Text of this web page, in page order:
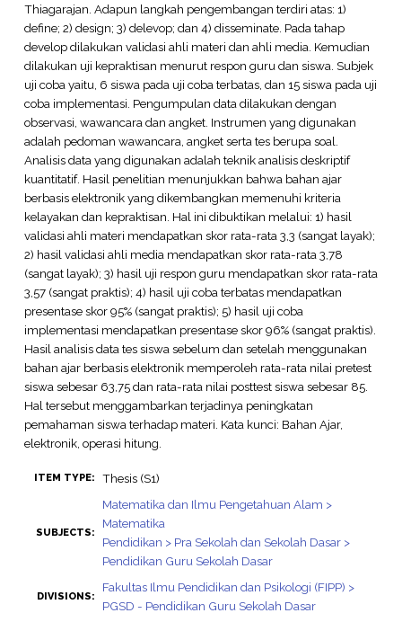
Thiagarajan. Adapun langkah pengembangan terdiri atas: 1)
define; 2) design; 3) delevop; dan 4) disseminate. Pada tahap
develop dilakukan validasi ahli materi dan ahli media. Kemudian
dilakukan uji kepraktisan menurut respon guru dan siswa. Subjek
uji coba yaitu, 6 siswa pada uji coba terbatas, dan 15 siswa pada uji
coba implementasi. Pengumpulan data dilakukan dengan
observasi, wawancara dan angket. Instrumen yang digunakan
adalah pedoman wawancara, angket serta tes berupa soal.
Analisis data yang digunakan adalah teknik analisis deskriptif
kuantitatif. Hasil penelitian menunjukkan bahwa bahan ajar
berbasis elektronik yang dikembangkan memenuhi kriteria
kelayakan dan kepraktisan. Hal ini dibuktikan melalui: 1) hasil
validasi ahli materi mendapatkan skor rata-rata 3,3 (sangat layak);
2) hasil validasi ahli media mendapatkan skor rata-rata 3,78
(sangat layak); 3) hasil uji respon guru mendapatkan skor rata-rata
3,57 (sangat praktis); 4) hasil uji coba terbatas mendapatkan
presentase skor 95% (sangat praktis); 5) hasil uji coba
implementasi mendapatkan presentase skor 96% (sangat praktis).
Hasil analisis data tes siswa sebelum dan setelah menggunakan
bahan ajar berbasis elektronik memperoleh rata-rata nilai pretest
siswa sebesar 63,75 dan rata-rata nilai posttest siswa sebesar 85.
Hal tersebut menggambarkan terjadinya peningkatan
pemahaman siswa terhadap materi. Kata kunci: Bahan Ajar,
elektronik, operasi hitung.
ITEM TYPE: Thesis (S1)
SUBJECTS:
Matematika dan Ilmu Pengetahuan Alam >
Matematika
Pendidikan > Pra Sekolah dan Sekolah Dasar >
Pendidikan Guru Sekolah Dasar
DIVISIONS:
Fakultas Ilmu Pendidikan dan Psikologi (FIPP) >
PGSD - Pendidikan Guru Sekolah Dasar